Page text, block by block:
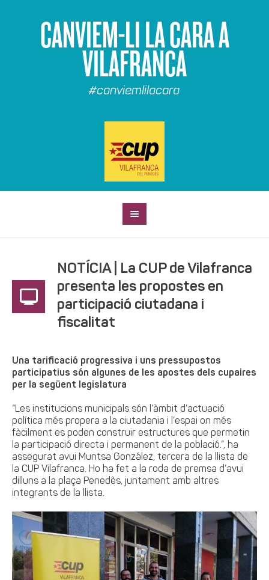
CANVIEM-LI LA CARA A
VILAFRANCA
#canviemlilacara
NOTÍCIA | La CUP de Vilafranca
presenta les propostes en
participació ciutadana i
fiscalitat
Una tarificació progressiva i uns pressupostos
participatius són algunes de les apostes dels cupaires
per la següent legislatura
“Les institucions municipals són l’àmbit d’actuació
política més propera a la ciutadania i l’espai on més
fàcilment es poden construir estructures que permetin
la participació directa i permanent de la població.”, ha
assegurat avui Muntsa González, tercera de la llista de
la CUP Vilafranca. Ho ha fet a la roda de premsa d’avui
dilluns a la plaça Penedès, juntament amb altres
integrants de la llista.